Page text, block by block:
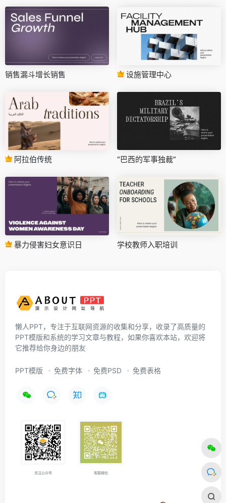
销售漏斗增长销售 设施管理中心
阿拉伯传统 “巴西的军事独裁”
暴力侵害妇女意识日 学校教师入职培训
懒人PPT，专注于互联网资源的收集和分享，收录了高质量的
PPT模版和系统的学习文章与教程，如果你喜欢本站，欢迎将
它推荐给你身边的朋友
PPT模版 免费字体 免费PSD 免费表格
关注公众号 客服微信